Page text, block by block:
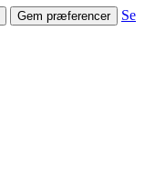
Gem præferencer
Se